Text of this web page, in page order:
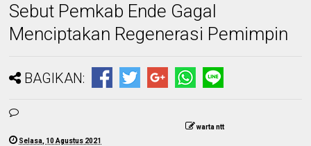
Sebut Pemkab Ende Gagal
Menciptakan Regenerasi Pemimpin
BAGIKAN:
warta ntt
Selasa, 10 Agustus 2021